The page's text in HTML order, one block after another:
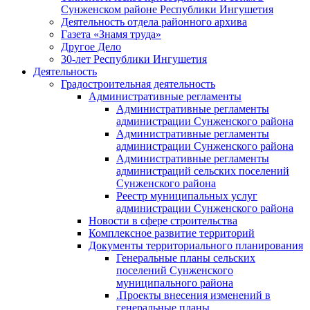
Сунженском районе Республики Ингушетия
Деятельность отдела районного архива
Газета «Знамя труда»
Другое Дело
30-лет Республики Ингушетия
Деятельность
Градостроительная деятельность
Административные регламенты
Административные регламенты
администрации Сунженского района
Административные регламенты
администрации Сунженского района
Административные регламенты
администраций сельских поселений
Сунженского района
Реестр муниципальных услуг
администрации Сунженского района
Новости в сфере строительства
Комплексное развитие территорий
Документы территориального планирования
Генеральные планы сельских
поселений Сунженского
муниципального района
.Проекты внесения изменений в
генеральные планы